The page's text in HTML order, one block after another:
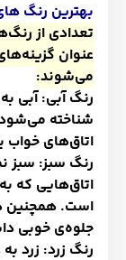
بهترین رنگ
تعدادی از
عنوان
می‌شوند:
رنگ آبی: آبی
شناخته
اتاق‌های خواب
رنگ سبز: سبز
اتاق‌هایی که
است. همچنین
جلوه‌ی خوبی
رنگ زرد: زرد